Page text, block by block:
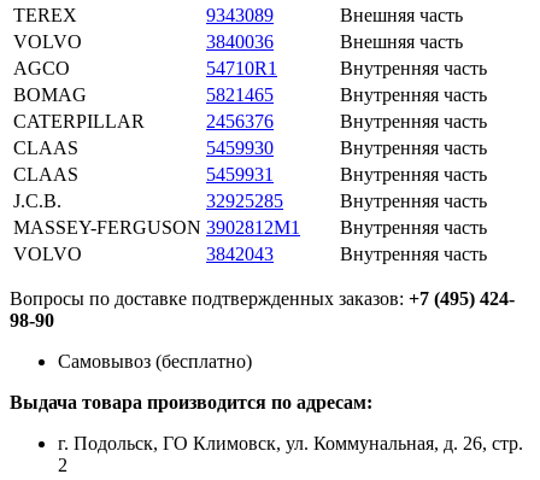
TEREX
9343089
Внешняя часть
VOLVO
3840036
Внешняя часть
AGCO
54710R1
Внутренняя часть
BOMAG
5821465
Внутренняя часть
CATERPILLAR
2456376
Внутренняя часть
CLAAS
5459930
Внутренняя часть
CLAAS
5459931
Внутренняя часть
J.C.B.
32925285
Внутренняя часть
MASSEY-FERGUSON 3902812M1
Внутренняя часть
VOLVO
3842043 Внутренняя часть
Вопросы по доставке подтвержденных заказов: +7 (495) 424-
98-90
Самовывоз (бесплатно)
Выдача товара производится по адресам:
г. Подольск, ГО Климовск, ул. Коммунальная, д. 26, стр.
2